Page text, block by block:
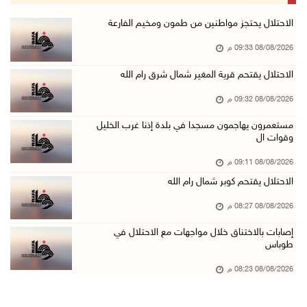
إصابات بالاختناق خلال اقتحام الاحتلال قرية ال ...
08/آب/2026 05:52 م
08/آب/2026 04:42 م
مستعمر إرهابي يُطلق مواشيه في أراضي الطيبة شر ...
الاحتلال يحتجز مواطنين من طمون ومخيم الفارعة
08/08/2026 09:33 م
الاحتلال يقتحم قرية المغير شمال شرق رام الله
08/08/2026 09:32 م
مستعمرون يهاجمون مسجدا في بلدة إذنا غرب الخليل
وقوات ال
08/08/2026 09:11 م
الاحتلال يقتحم كوبر شمال رام الله
08/08/2026 08:27 م
إصابات بالاختناق خلال مواجهات مع الاحتلال في
طوباس
08/08/2026 08:23 م